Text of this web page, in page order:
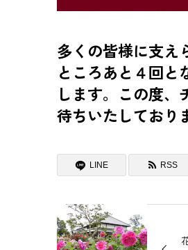
多くの皆様に支え
ところあと４回と
します。この度
待ちいたしており
LINE RSS